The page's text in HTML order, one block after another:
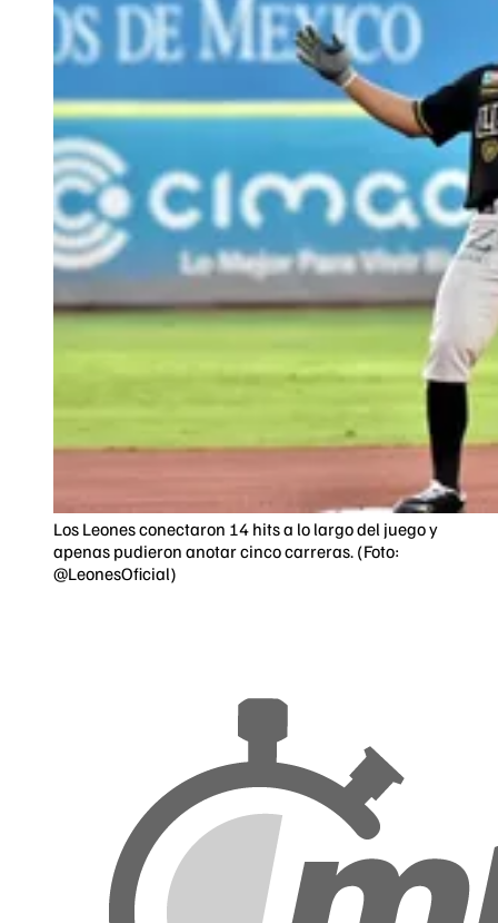
Los Leones conectaron 14 hits a lo largo del juego y
apenas pudieron anotar cinco carreras. (Foto:
@LeonesOficial)